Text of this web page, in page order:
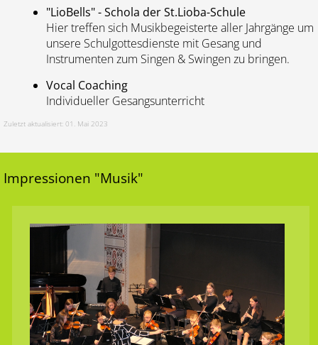
"LioBells" - Schola der St.Lioba-Schule
Hier treffen sich Musikbegeisterte aller Jahrgänge um
unsere Schulgottesdienste mit Gesang und
Instrumenten zum Singen & Swingen zu bringen.
Vocal Coaching
Individueller Gesangsunterricht
Zuletzt aktualisiert: 01. Mai 2023
Impressionen "Musik"